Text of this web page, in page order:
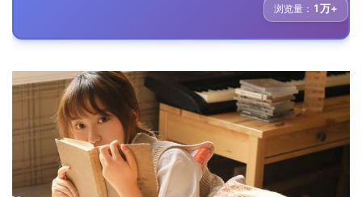
浏览量： 1万+